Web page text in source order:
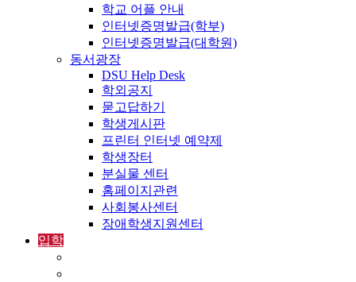
학교 어플 안내
인터넷증명발급(학부)
인터넷증명발급(대학원)
동서광장
DSU Help Desk
학외공지
묻고답하기
학생게시판
프린터 인터넷 예약제
학생장터
분실물 센터
홈페이지관련
사회봉사센터
장애학생지원센터
입학